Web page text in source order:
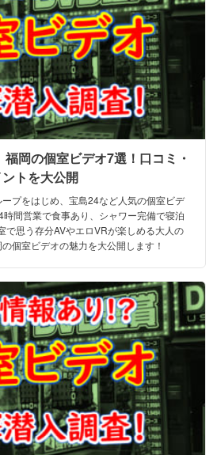
福岡の個室ビデオ7選！口コミ・
トを大公開
プをはじめ、宝島24など人気の個室ビデ
間営業で食事あり、シャワー完備で寝泊
で思う存分AVやエロVRが楽しめる大人の
個室ビデオの魅力を大公開します！